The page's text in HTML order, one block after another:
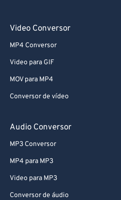
Video Conversor
MP4 Conversor
Video para GIF
MOV para MP4
Conversor de vídeo
Audio Conversor
MP3 Conversor
MP4 para MP3
Video para MP3
Conversor de áudio